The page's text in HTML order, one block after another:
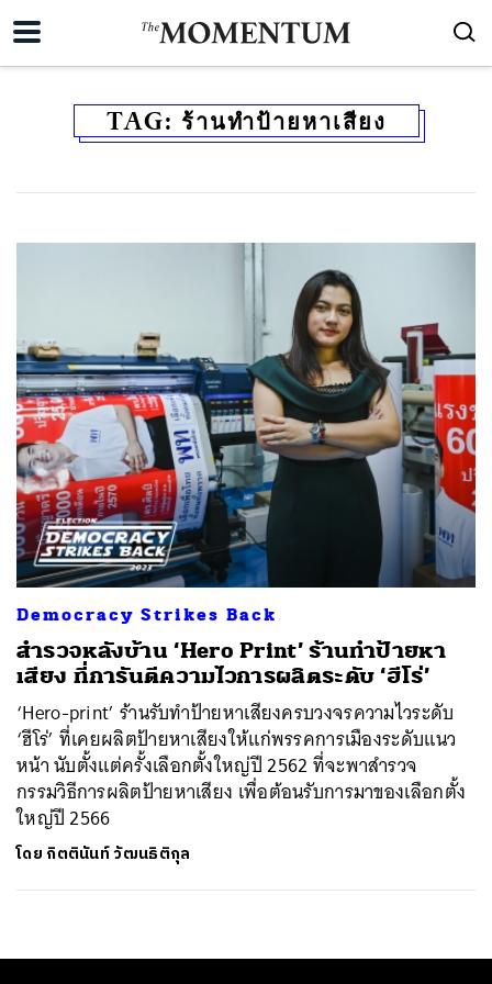
TAG: ร้านทำป้ายหาเสียง
Democracy Strikes Back
สำรวจหลังบ้าน ‘Hero Print’ ร้านทำป้ายหา
เสียง ที่การันตีความไวการผลิตระดับ ‘ฮีโร่’
‘Hero-print’ ร้านรับทำป้ายหาเสียงครบวงจรความไวระดับ
‘ฮีโร่’ ที่เคยผลิตป้ายหาเสียงให้แก่พรรคการเมืองระดับแนว
หน้า นับตั้งแต่ครั้งเลือกตั้งใหญ่ปี 2562 ที่จะพาสำรวจ
กรรมวิธีการผลิตป้ายหาเสียง เพื่อต้อนรับการมาของเลือกตั้ง
ใหญ่ปี 2566
โดย กิตตินันท์ วัฒนธิติกุล
ค้นหา
SHARE TWEET LINE EMAIL